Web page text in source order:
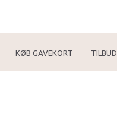
KØB GAVEKORT TILBUD